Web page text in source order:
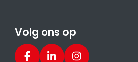
Volg ons op